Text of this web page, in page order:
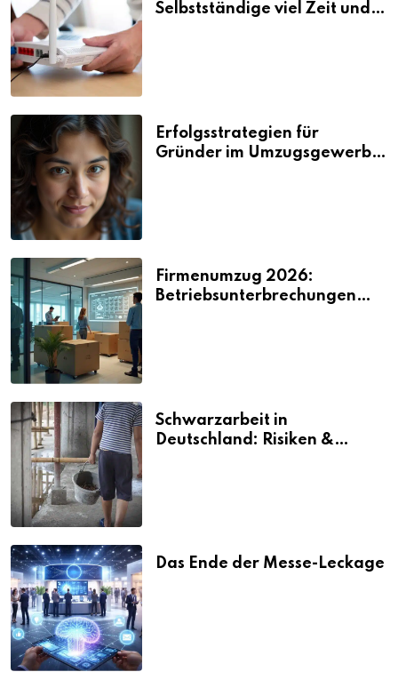
Selbstständige viel Zeit und
Erfolgsstrategien für
Gründer im Umzugsgewerbe
Firmenumzug 2026:
Betriebsunterbrechungen
Schwarzarbeit in
Deutschland: Risiken &
Das Ende der Messe-Leckage